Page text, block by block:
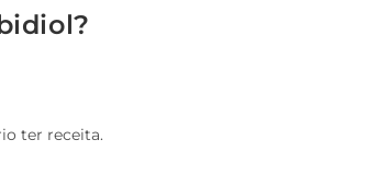
ter receita.